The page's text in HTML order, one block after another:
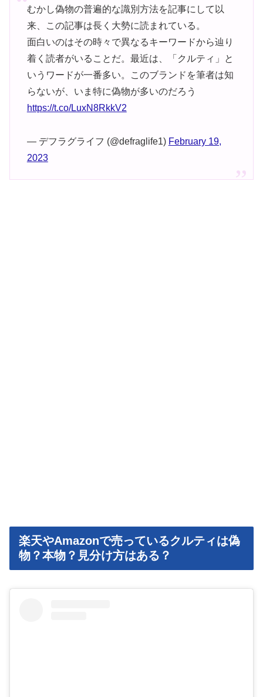
むかし偽物の普遍的な識別方法を記事にして以
来、この記事は長く大勢に読まれている。
面白いのはその時々で異なるキーワードから辿り
着く読者がいることだ。最近は、「クルティ」と
いうワードが一番多い。このブランドを筆者は知
らないが、いま特に偽物が多いのだろう
https://t.co/LuxN8RkkV2
— デフラグライフ (@defraglife1) February 19,
2023
楽天やAmazonで売っているクルティは偽
物？本物？見分け方はある？